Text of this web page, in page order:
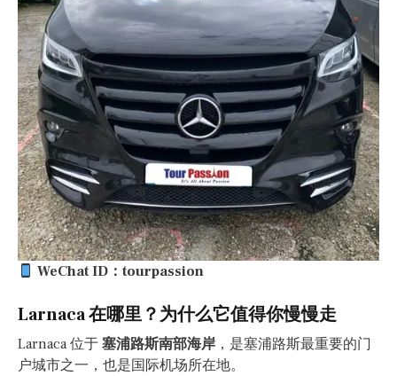
WeChat ID：tourpassion
Larnaca 在哪里？为什么它值得你慢慢走
Larnaca 位于 塞浦路斯南部海岸 ，是塞浦路斯最重要的门
户城市之一，也是国际机场所在地。